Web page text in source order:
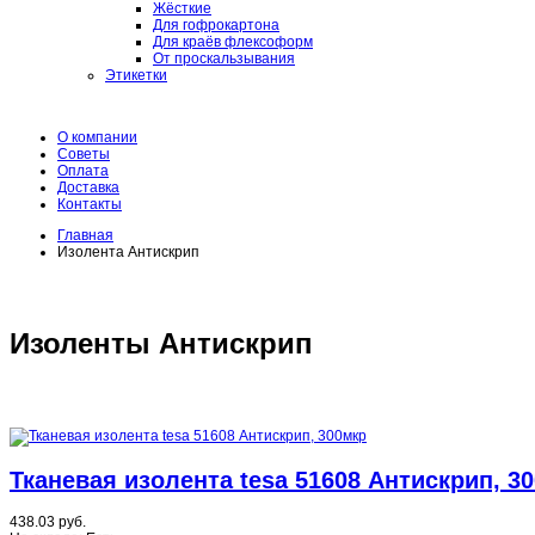
Жёсткие
Для гофрокартона
Для краёв флексоформ
От проскальзывания
Этикетки
О компании
Советы
Оплата
Доставка
Контакты
Главная
Изолента Антискрип
Изоленты Антискрип
Тканевая изолента tesa 51608 Антискрип,
438.03 руб.